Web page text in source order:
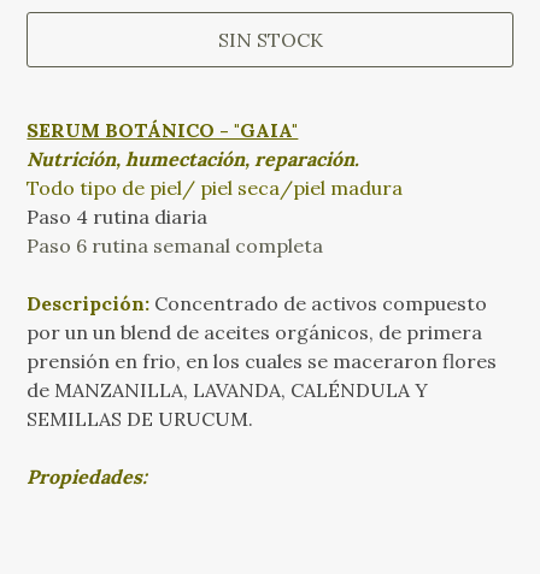
SIN STOCK
SERUM BOTÁNICO - "GAIA"
Nutrición, humectación, reparación.
Todo tipo de piel/ piel seca/piel madura
Paso 4 rutina diaria
Paso 6 rutina semanal completa
Descripción: Concentrado de activos compuesto
por un un blend de aceites orgánicos, de primera
prensión en frio, en los cuales se maceraron flores
de MANZANILLA, LAVANDA, CALÉNDULA Y
SEMILLAS DE URUCUM.
Propiedades: